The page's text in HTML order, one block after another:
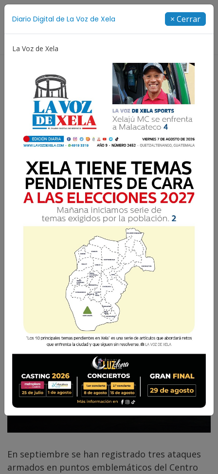
Diario Digital de La Voz de Xela × Cerrar
La Voz de Xela
Ataque armado frente al
Teatro Municipal deja dos
muertos
La Voz de Xela · Redacción
29 Septiembre 2018
En septiembre se han registrado tres ataques
armados en puntos emblemáticos del Centro